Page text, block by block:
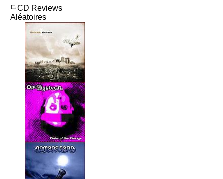
CD Reviews
Aléatoires